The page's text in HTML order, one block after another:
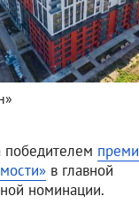
победителем
в главной
номинации.